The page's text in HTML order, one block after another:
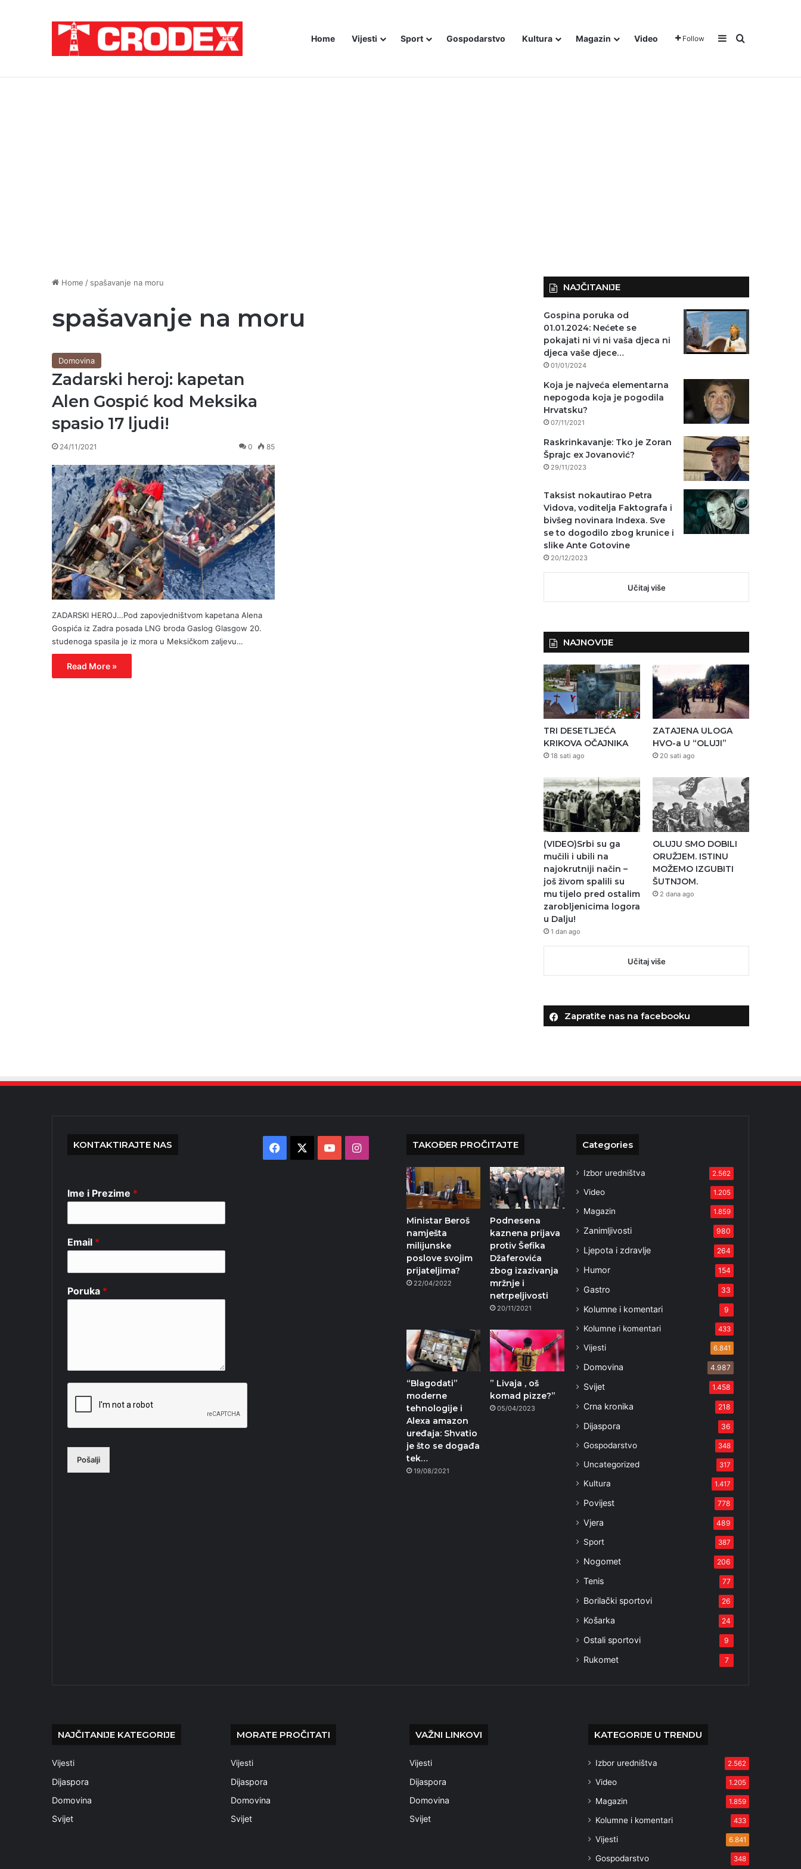
Home Vijesti Sport Gospodarstvo Kultura Magazin Video Follow Sidebar
Traži
Home / spašavanje na moru
spašavanje na moru
Domovina
Zadarski heroj: kapetan
Alen Gospić kod Meksika
spasio 17 ljudi!
24/11/2021 0 85
ZADARSKI HEROJ…Pod zapovjedništvom kapetana Alena
Gospića iz Zadra posada LNG broda Gaslog Glasgow 20.
studenoga spasila je iz mora u Meksičkom zaljevu…
Read More »
NAJČITANIJE
Gospina poruka od
01.01.2024: Nećete se
pokajati ni vi ni vaša djeca ni
djeca vaše djece…
01/01/2024
Koja je najveća elementarna
nepogoda koja je pogodila
Hrvatsku?
07/11/2021
Raskrinkavanje: Tko je Zoran
Šprajc ex Jovanović?
29/11/2023
Taksist nokautirao Petra
Vidova, voditelja Faktografa i
bivšeg novinara Indexa. Sve
se to dogodilo zbog krunice i
slike Ante Gotovine
20/12/2023
Učitaj više
NAJNOVIJE
TRI DESETLJEĆA
KRIKOVA OČAJNIKA
18 sati ago
ZATAJENA ULOGA
HVO-a U “OLUJI”
20 sati ago
(VIDEO)Srbi su ga
mučili i ubili na
najokrutniji način –
još živom spalili su
mu tijelo pred ostalim
zarobljenicima logora
u Dalju!
1 dan ago
OLUJU SMO DOBILI
ORUŽJEM. ISTINU
MOŽEMO IZGUBITI
ŠUTNJOM.
2 dana ago
Učitaj više
Zapratite nas na facebooku
KONTAKTIRAJTE NAS
Ime i Prezime *
Email *
Poruka *
Pošalji
Facebook YouTubeInstagram TAKOĐER PROČITAJTE
Ministar Beroš
namješta
milijunske
poslove svojim
prijateljima?
22/04/2022
Podnesena
kaznena prijava
protiv Šefika
Džaferovića
zbog izazivanja
mržnje i
netrpeljivosti
20/11/2021
“Blagodati”
moderne
tehnologije i
Alexa amazon
uređaja: Shvatio
je što se događa
tek…
19/08/2021
” Livaja , oš
komad pizze?”
05/04/2023
Categories
Izbor uredništva 2.562
Video 1.205
Magazin 1.859
Zanimljivosti 980
Ljepota i zdravlje 264
Humor 154
Gastro 33
Kolumne i komentari 9
Kolumne i komentari 433
Vijesti 6.841
Domovina 4.987
Svijet 1.458
Crna kronika 218
Dijaspora 36
Gospodarstvo 348
Uncategorized 317
Kultura 1.417
Povijest 778
Vjera 489
Sport 387
Nogomet 206
Tenis 77
Borilački sportovi 26
Košarka 24
Ostali sportovi 9
Rukomet 7
NAJČITANIJE KATEGORIJE
Vijesti
Dijaspora
Domovina
Svijet
MORATE PROČITATI
Vijesti
Dijaspora
Domovina
Svijet
VAŽNI LINKOVI
Vijesti
Dijaspora
Domovina
Svijet
KATEGORIJE U TRENDU
Izbor uredništva 2.562
Video 1.205
Magazin 1.859
Kolumne i komentari 433
Vijesti 6.841
Gospodarstvo 348